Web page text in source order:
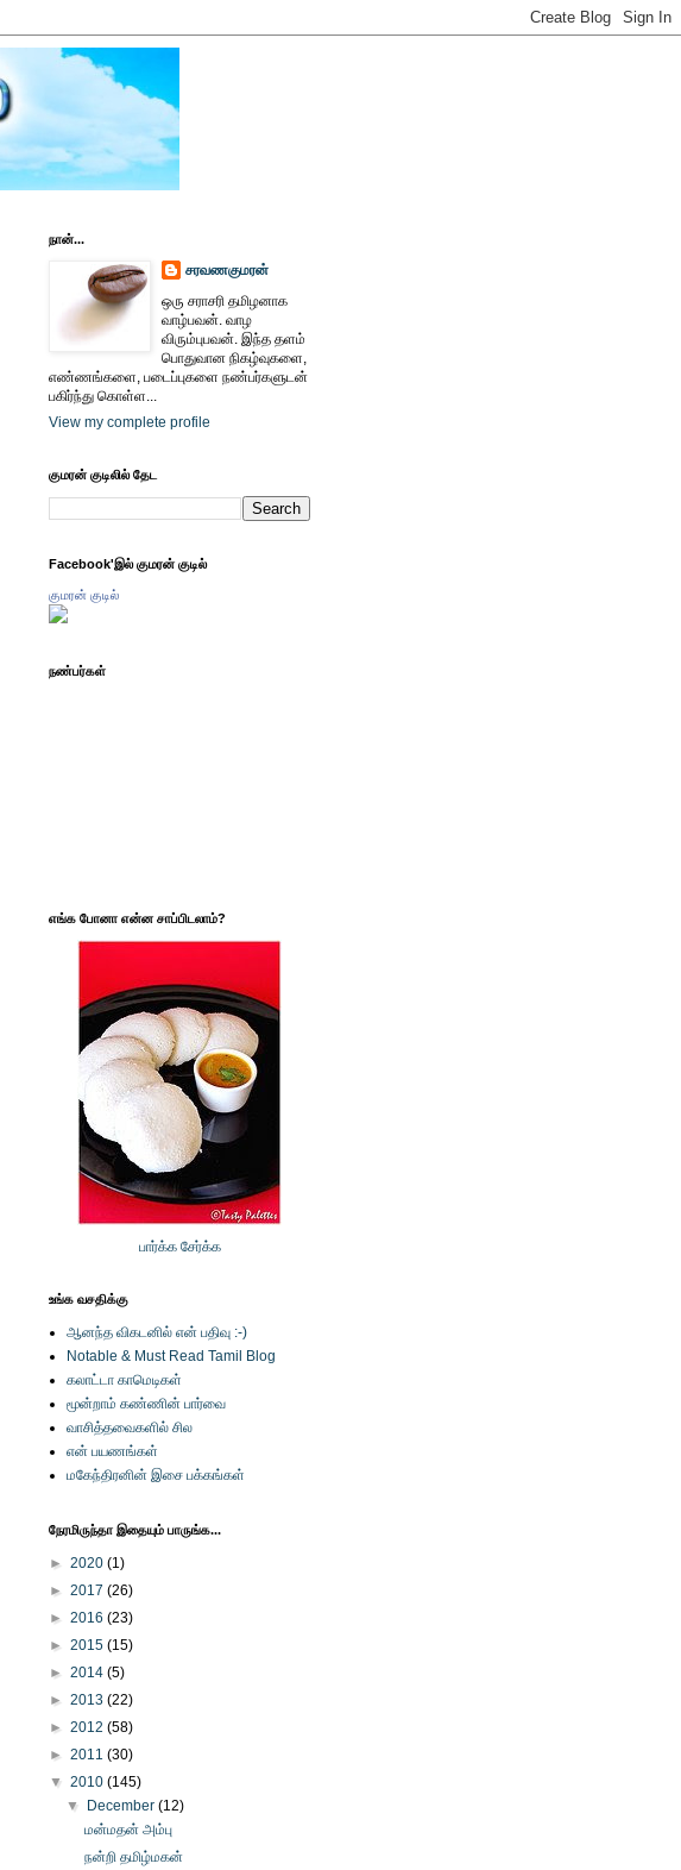
நான்...
சரவணகுமரன்
ஒரு சராசரி தமிழனாக
வாழ்பவன். வாழ
விரும்புபவன். இந்த தளம்
பொதுவான நிகழ்வுகளை,
எண்ணங்களை, படைப்புகளை நண்பர்களுடன்
பகிர்ந்து கொள்ள...
View my complete profile
குமரன் குடிலில் தேட
Facebook'இல் குமரன் குடில்
குமரன் குடில்
நண்பர்கள்
எங்க போனா என்ன சாப்பிடலாம்?
பார்க்க சேர்க்க
உங்க வசதிக்கு
ஆனந்த விகடனில் என் பதிவு :-)
Notable & Must Read Tamil Blog
கலாட்டா காமெடிகள்
மூன்றாம் கண்ணின் பார்வை
வாசித்தவைகளில் சில
என் பயணங்கள்
மகேந்திரனின் இசை பக்கங்கள்
நேரமிருந்தா இதையும் பாருங்க...
► 2020 (1)
► 2017 (26)
► 2016 (23)
► 2015 (15)
► 2014 (5)
► 2013 (22)
► 2012 (58)
► 2011 (30)
▼ 2010 (145)
▼
December(12)
மன்மதன் அம்பு
நன்றி தமிழ்மகன்